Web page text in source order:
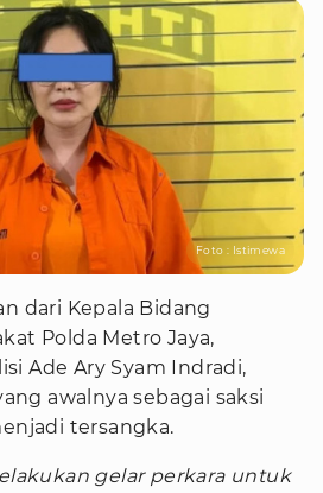
Foto : Istimewa
dari Kepala Bidang
Polda Metro Jaya,
Ade Ary Syam Indradi,
awalnya sebagai saksi
tersangka.
gelar perkara untuk